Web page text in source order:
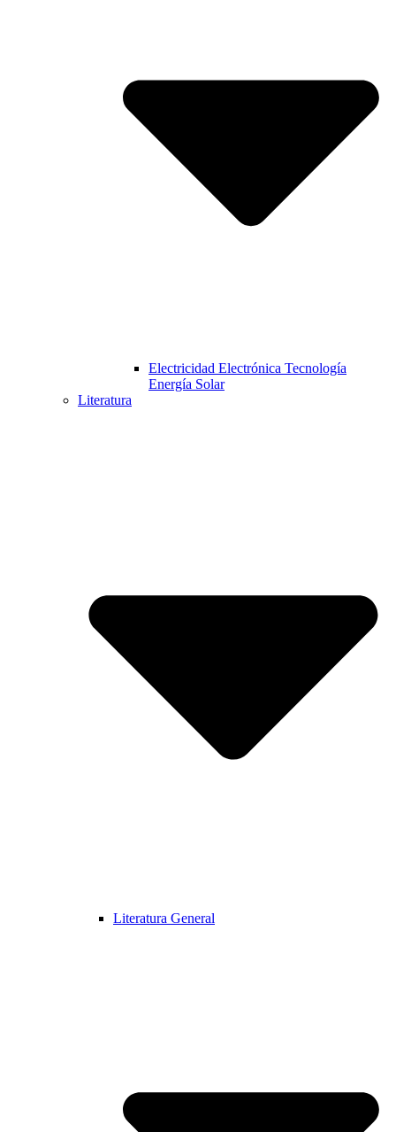
Electricidad Electrónica Tecnología
Energía Solar
Literatura
Literatura General